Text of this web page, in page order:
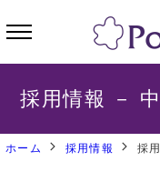
採用情報 －
ホーム 採用情報 採